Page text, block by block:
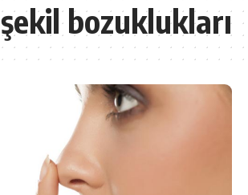
şekil bozuklukları